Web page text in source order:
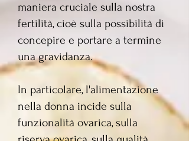
maniera cruciale sulla nostra
fertilità, cioè sulla possibilità di
concepire e portare a termine
una gravidanza.
In particolare, l'alimentazione
nella donna incide sulla
funzionalità ovarica, sulla